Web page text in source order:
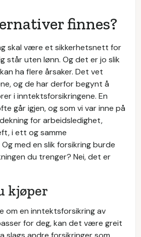
finnes?
skal være et sikkerhetsnett for
står uten lønn. Og det er jo slik
ha flere årsaker. Det vet
og de har derfor begynt å
i inntektsforsikringene. En
går igjen, og som vi var inne på
for arbeidsledighet,
i ett og samme
med en slik forsikring burde
du trenger? Nei, det er
kjøper
om en inntektsforsikring av
for deg, kan det være greit